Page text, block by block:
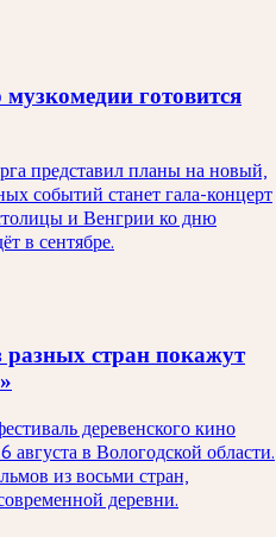
готовится
представил планы на новый,
событий станет гала-концерт
и Венгрии ко дню
в сентябре.
стран покажут
деревенского кино
в Вологодской области.
из восьми стран,
деревни.